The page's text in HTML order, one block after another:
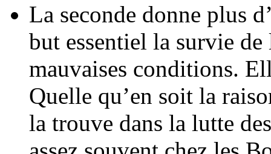
La seconde donne plus
but essentiel la survie
mauvaises conditions.
Quelle qu’en soit la
la trouve dans la lutte